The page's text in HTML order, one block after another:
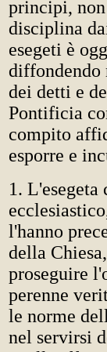
principi, non
disciplina
esegeti è
dei detti e
Pontificia
compito
esporre e
1.
l'hanno
della
proseguire
perenne
le norme
nel servirsi